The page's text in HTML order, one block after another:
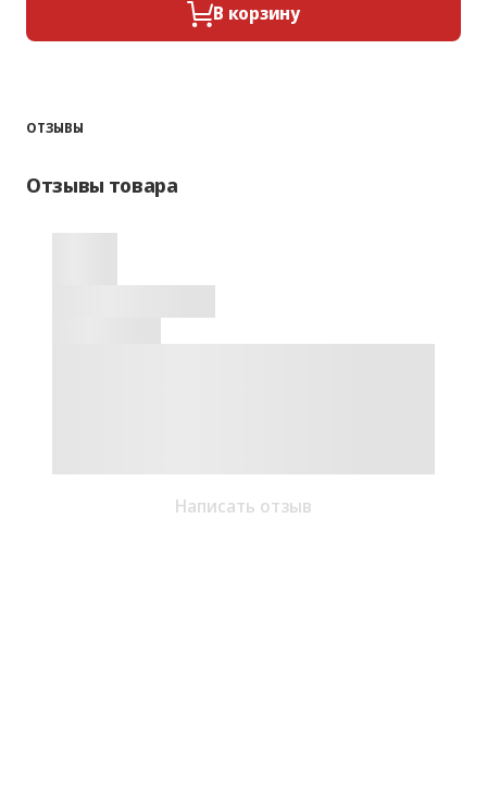
В корзину
ОТЗЫВЫ
Отзывы товара
Написать отзыв